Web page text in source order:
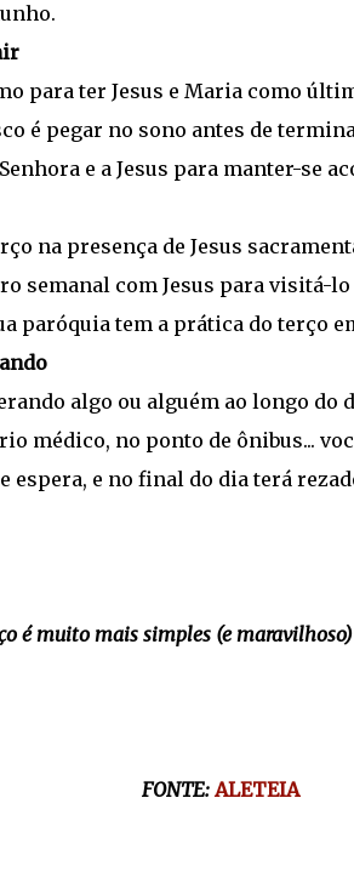
para ter Jesus e Maria como
é pegar no sono antes de
e a Jesus para manter-se
na presença de Jesus
semanal com Jesus para visitá-
paróquia tem a prática do terço
algo ou alguém ao longo do
médico, no ponto de ônibus...
espera, e no final do dia terá
é muito mais simples (e
FONTE:ALETEIA